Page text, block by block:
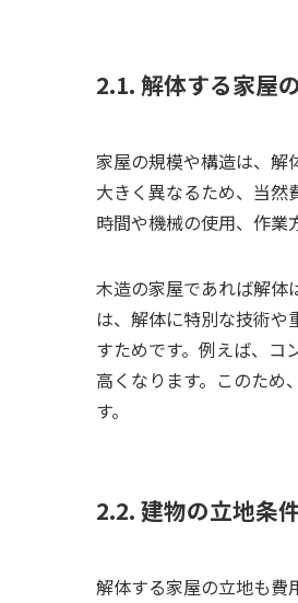
2.1. 解体する家屋
家屋の規模や構造は、解
大きく異なるため、当然
時間や機械の使用、作業
木造の家屋であれば解体
は、解体に特別な技術や
すためです。例えば、コ
高くなります。このため
す。
2.2. 建物の立地条
解体する家屋の立地も費